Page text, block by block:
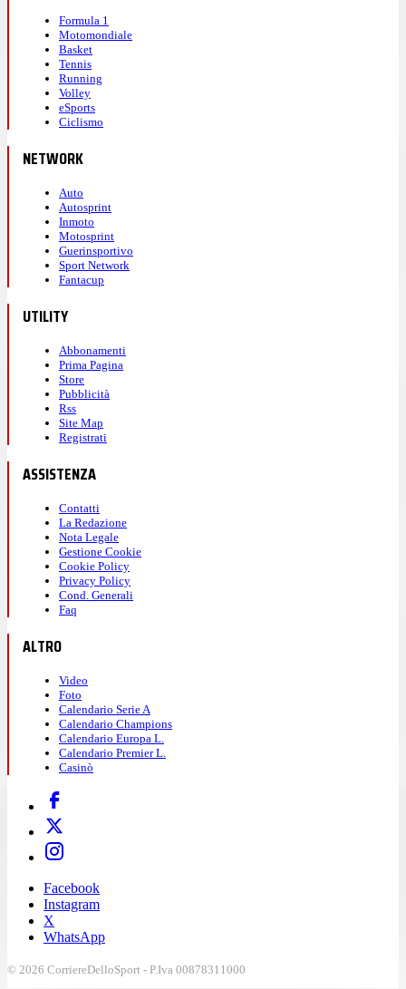
Formula 1
Motomondiale
Basket
Tennis
Running
Volley
eSports
Ciclismo
NETWORK
Auto
Autosprint
Inmoto
Motosprint
Guerinsportivo
Sport Network
Fantacup
UTILITY
Abbonamenti
Prima Pagina
Store
Pubblicità
Rss
Site Map
Registrati
ASSISTENZA
Contatti
La Redazione
Nota Legale
Gestione Cookie
Cookie Policy
Privacy Policy
Cond. Generali
Faq
ALTRO
Video
Foto
Calendario Serie A
Calendario Champions
Calendario Europa L.
Calendario Premier L.
Casinò
Facebook
Instagram
X
WhatsApp
© 2026 CorriereDelloSport - P.Iva 00878311000